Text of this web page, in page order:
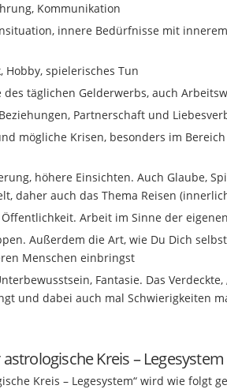
Kommunikation
innere Bedürfnisse mit
Hobby, spielerisches Tun
des täglichen Gelderwerbs, auch
Partnerschaft und
mögliche Krisen, besonders im Bereich
höhere Einsichten. Auch Glaube,
daher auch das Thema Reisen
Arbeit im Sinne der
Außerdem die Art, wie Du Dich
Menschen einbringst
Fantasie. Das
und dabei auch mal Schwierigkeiten
Kreis – Legesystem
Kreis – Legesystem“ wird wie